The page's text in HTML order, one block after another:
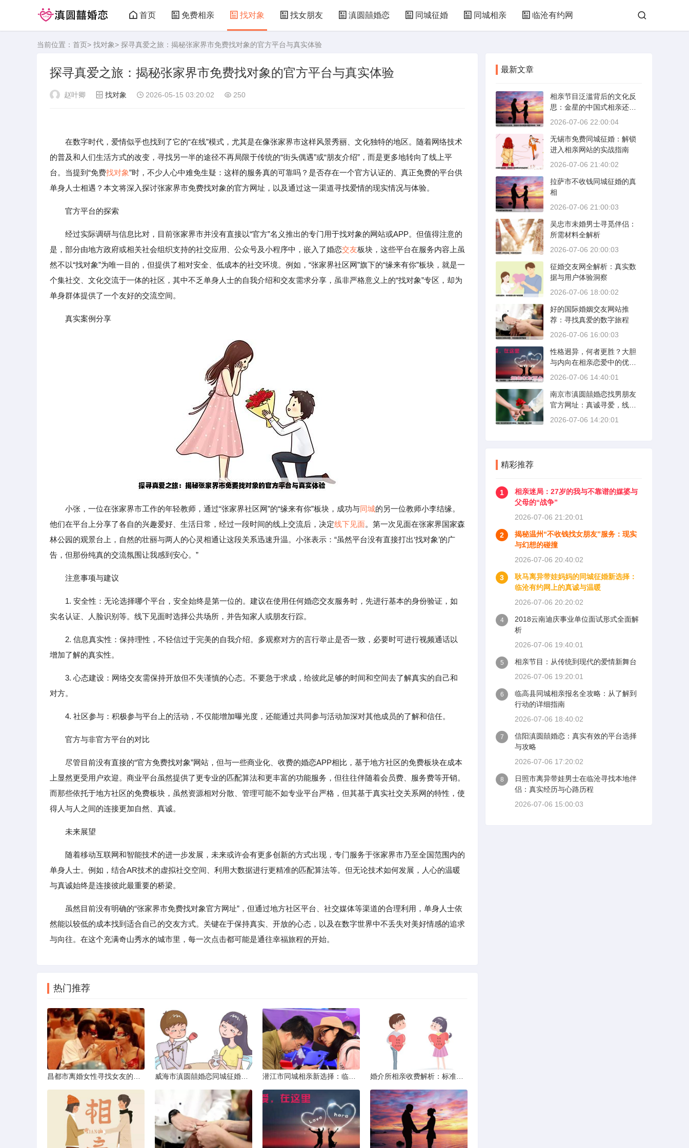
首页 免费相亲 找对象 找女朋友 滇圆囍婚恋 同城征婚 同城相亲 临沧有约网
当前位置： 首页> 找对象> 探寻真爱之旅：揭秘张家界市免费找对象的官方平台与真实体验
探寻真爱之旅：揭秘张家界市免费找对象的官方平台与真实体验
赵叶卿 找对象 2026-05-15 03:20:02 250
在数字时代，爱情似乎也找到了它的“在线”模式，尤其是在像张家界市这样风景秀丽、文化独特的地区。随着网络技术
的普及和人们生活方式的改变，寻找另一半的途径不再局限于传统的“街头偶遇”或“朋友介绍”，而是更多地转向了线上平
台。当提到“免费找对象”时，不少人心中难免生疑：这样的服务真的可靠吗？是否存在一个官方认证的、真正免费的平台供
单身人士相遇？本文将深入探讨张家界市免费找对象的官方网址，以及通过这一渠道寻找爱情的现实情况与体验。
官方平台的探索
经过实际调研与信息比对，目前张家界市并没有直接以“官方”名义推出的专门用于找对象的网站或APP。但值得注意的
是，部分由地方政府或相关社会组织支持的社交应用、公众号及小程序中，嵌入了婚恋交友板块，这些平台在服务内容上虽
然不以“找对象”为唯一目的，但提供了相对安全、低成本的社交环境。例如，“张家界社区网”旗下的“缘来有你”板块，就是一
个集社交、文化交流于一体的社区，其中不乏单身人士的自我介绍和交友需求分享，虽非严格意义上的“找对象”专区，却为
单身群体提供了一个友好的交流空间。
真实案例分享
小张，一位在张家界市工作的年轻教师，通过“张家界社区网”的“缘来有你”板块，成功与同城的另一位教师小李结缘。
他们在平台上分享了各自的兴趣爱好、生活日常，经过一段时间的线上交流后，决定线下见面。第一次见面在张家界国家森
林公园的观景台上，自然的壮丽与两人的心灵相通让这段关系迅速升温。小张表示：“虽然平台没有直接打出‘找对象’的广
告，但那份纯真的交流氛围让我感到安心。”
注意事项与建议
1. 安全性：无论选择哪个平台，安全始终是第一位的。建议在使用任何婚恋交友服务时，先进行基本的身份验证，如
实名认证、人脸识别等。线下见面时选择公共场所，并告知家人或朋友行踪。
2. 信息真实性：保持理性，不轻信过于完美的自我介绍。多观察对方的言行举止是否一致，必要时可进行视频通话以
增加了解的真实性。
3. 心态建设：网络交友需保持开放但不失谨慎的心态。不要急于求成，给彼此足够的时间和空间去了解真实的自己和
对方。
4. 社区参与：积极参与平台上的活动，不仅能增加曝光度，还能通过共同参与活动加深对其他成员的了解和信任。
官方与非官方平台的对比
尽管目前没有直接的“官方免费找对象”网站，但与一些商业化、收费的婚恋APP相比，基于地方社区的免费板块在成本
上显然更受用户欢迎。商业平台虽然提供了更专业的匹配算法和更丰富的功能服务，但往往伴随着会员费、服务费等开销。
而那些依托于地方社区的免费板块，虽然资源相对分散、管理可能不如专业平台严格，但其基于真实社交关系网的特性，使
得人与人之间的连接更加自然、真诚。
未来展望
随着移动互联网和智能技术的进一步发展，未来或许会有更多创新的方式出现，专门服务于张家界市乃至全国范围内的
单身人士。例如，结合AR技术的虚拟社交空间、利用大数据进行更精准的匹配算法等。但无论技术如何发展，人心的温暖
与真诚始终是连接彼此最重要的桥梁。
虽然目前没有明确的“张家界市免费找对象官方网址”，但通过地方社区平台、社交媒体等渠道的合理利用，单身人士依
然能以较低的成本找到适合自己的交友方式。关键在于保持真实、开放的心态，以及在数字世界中不丢失对美好情感的追求
与向往。在这个充满奇山秀水的城市里，每一次点击都可能是通往幸福旅程的开始。
热门推荐
最新文章
相亲节目泛滥背后的文化反
思：金星的中国式相亲还能
否保持其“完美”
2026-07-06 22:00:04
无锡市免费同城征婚：解锁
进入相亲网站的实战指南
2026-07-06 21:40:02
拉萨市不收钱同城征婚的真
相
2026-07-06 21:00:03
吴忠市未婚男士寻觅伴侣：
所需材料全解析
2026-07-06 20:00:03
征婚交友网全解析：真实数
据与用户体验洞察
2026-07-06 18:00:02
好的国际婚姻交友网站推
荐：寻找真爱的数字旅程
2026-07-06 16:00:03
性格迥异，何者更胜？大胆
与内向在相亲恋爱中的优势
分析
2026-07-06 14:40:01
南京市滇圆囍婚恋找男朋友
官方网址：真诚寻爱，线上
启航
2026-07-06 14:20:01
精彩推荐
1
相亲迷局：27岁的我与不靠谱的媒婆与
父母的“战争”
2026-07-06 21:20:01
2
揭秘温州“不收钱找女朋友”服务：现实
与幻想的碰撞
2026-07-06 20:40:02
3
耿马离异带娃妈妈的同城征婚新选择：
临沧有约网上的真诚与温暖
2026-07-06 20:20:02
4
2018云南迪庆事业单位面试形式全面解
析
2026-07-06 19:40:01
5
相亲节目：从传统到现代的爱情新舞台
2026-07-06 19:20:01
6
临高县同城相亲报名全攻略：从了解到
行动的详细指南
2026-07-06 18:40:02
7
信阳滇圆囍婚恋：真实有效的平台选择
与攻略
2026-07-06 17:20:02
8
日照市离异带娃男士在临沧寻找本地伴
侣：真实经历与心路历程
2026-07-06 15:00:03